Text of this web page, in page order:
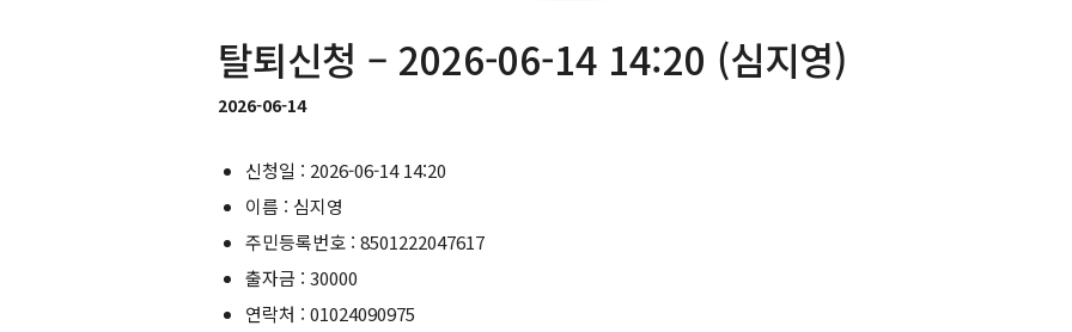
탈퇴신청 – 2026-06-14 14:20 (심지영)
2026-06-14
신청일 : 2026-06-14 14:20
이름 : 심지영
주민등록번호 : 8501222047617
출자금 : 30000
연락처 : 01024090975